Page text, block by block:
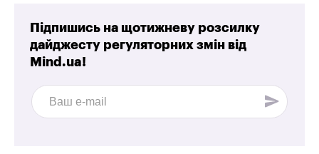
Підпишись на щотижневу розсилку
дайджесту регуляторних змін від
Mind.ua!